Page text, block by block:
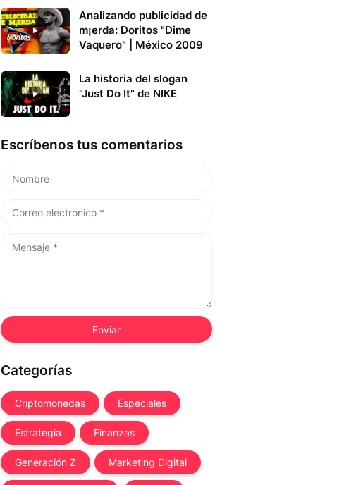
Analizando publicidad de
m¡erda: Doritos "Dime
Vaquero" | México 2009
La historia del slogan
"Just Do It" de NIKE
Escríbenos tus comentarios
Categorías
Criptomonedas Especiales
Estrategia Finanzas
Generación Z Marketing Digital